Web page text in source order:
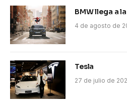
BMW llega a
4 de agosto de
Tesla
27 de julio de